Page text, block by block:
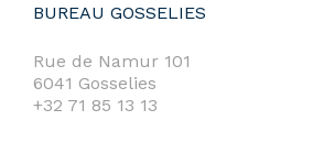
BUREAU GOSSELIES
Rue de Namur 101
6041 Gosselies
+32 71 85 13 13